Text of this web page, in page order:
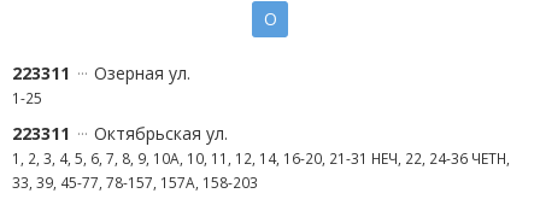
О
223311 Озерная ул.
1-25
223311 Октябрьская ул.
1, 2, 3, 4, 5, 6, 7, 8, 9, 10А, 10, 11, 12, 14, 16-20, 21-31 НЕЧ, 22, 24-36 ЧЕТН,
33, 39, 45-77, 78-157, 157А, 158-203